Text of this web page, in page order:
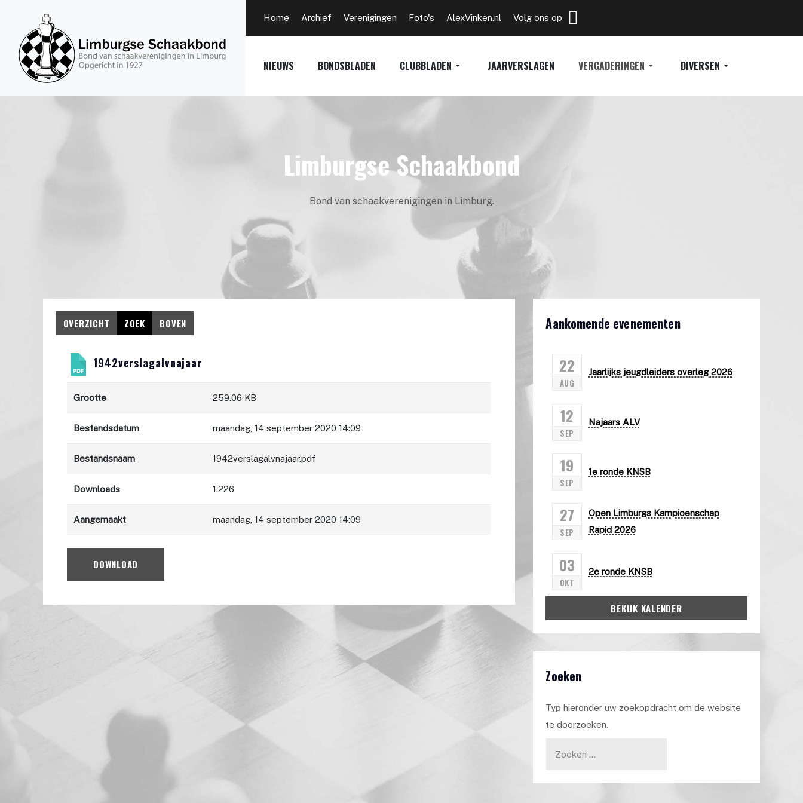
Home Archief Verenigingen Foto's AlexVinken.nl Volg ons op
NIEUWS BONDSBLADEN CLUBBLADEN JAARVERSLAGEN VERGADERINGEN DIVERSEN
Limburgse Schaakbond
Bond van schaakverenigingen in Limburg.
OVERZICHT ZOEK BOVEN
1942verslagalvnajaar
Grootte 259.06 KB
Bestandsdatum maandag, 14 september 2020 14:09
Bestandsnaam 1942verslagalvnajaar.pdf
Downloads 1.226
Aangemaakt maandag, 14 september 2020 14:09
DOWNLOAD
Aankomende evenementen
22
AUG
Jaarlijks jeugdleiders overleg 2026
12
SEP
Najaars ALV
19
SEP
1e ronde KNSB
27
SEP
Open Limburgs Kampioenschap
Rapid 2026
03
OKT
2e ronde KNSB
BEKIJK KALENDER
Zoeken
Typ hieronder uw zoekopdracht om de website
te doorzoeken.